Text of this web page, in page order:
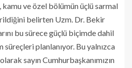
ve özel bölümün üçlü sarmal
belirten Uzm. Dr. Bekir
bu sürece güçlü biçimde dahil
planlanıyor. Bu yalnızca
sayın Cumhurbaşkanımızın